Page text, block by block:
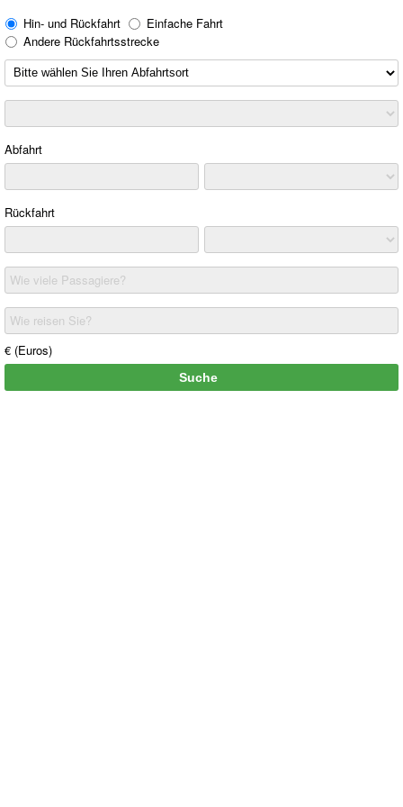
Hin- und Rückfahrt
Einfache Fahrt
Andere Rückfahrtsstrecke
Abfahrt
Rückfahrt
Wie viele Passagiere?
Wie reisen Sie?
€ (Euros)
Suche